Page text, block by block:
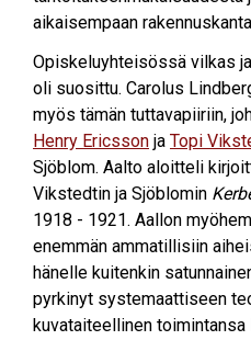
aikaisempaan
Opiskeluyhteisössä vilkas
oli suosittu. Carolus
myös tämän tuttavapiiriin,
Henry Ericsson ja Topi
Sjöblom. Aalto aloitteli
Vikstedtin ja Sjöblomin
1918 - 1921. Aallon
enemmän ammatillisiin
hänelle kuitenkin
pyrkinyt systemaattiseen
kuvataiteellinen